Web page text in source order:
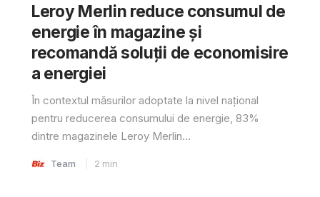
Leroy Merlin reduce consumul de
energie în magazine și
recomandă soluții de economisire
a energiei
În contextul măsurilor adoptate la nivel național
pentru reducerea consumului de energie, 83%
dintre magazinele Leroy Merlin...
Team 2 min